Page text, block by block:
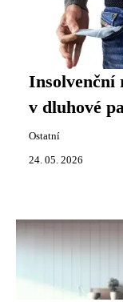
v dluhové
Ostatní
24. 05. 2026